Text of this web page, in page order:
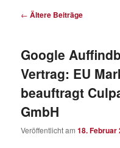
Beitragsnavigation
← Ältere Beiträge
Google
Vertrag: EU
beauftragt
GmbH
Veröffentlicht am18. Februar